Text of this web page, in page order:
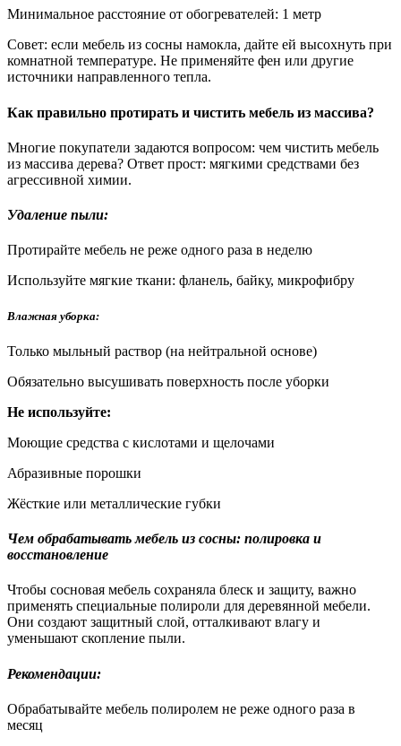
Минимальное расстояние от обогревателей: 1 метр
Совет: если мебель из сосны намокла, дайте ей высохнуть при
комнатной температуре. Не применяйте фен или другие
источники направленного тепла.
Как правильно протирать и чистить мебель из массива?
Многие покупатели задаются вопросом: чем чистить мебель
из массива дерева? Ответ прост: мягкими средствами без
агрессивной химии.
Удаление пыли:
Протирайте мебель не реже одного раза в неделю
Используйте мягкие ткани: фланель, байку, микрофибру
Влажная уборка:
Только мыльный раствор (на нейтральной основе)
Обязательно высушивать поверхность после уборки
Не используйте:
Моющие средства с кислотами и щелочами
Абразивные порошки
Жёсткие или металлические губки
Чем обрабатывать мебель из сосны: полировка и
восстановление
Чтобы сосновая мебель сохраняла блеск и защиту, важно
применять специальные полироли для деревянной мебели.
Они создают защитный слой, отталкивают влагу и
уменьшают скопление пыли.
Рекомендации:
Обрабатывайте мебель полиролем не реже одного раза в
месяц